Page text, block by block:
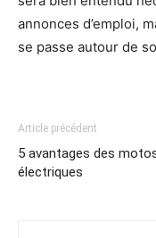
annonces d’emploi,
se passe autour de
Article précédent
5 avantages des
électriques